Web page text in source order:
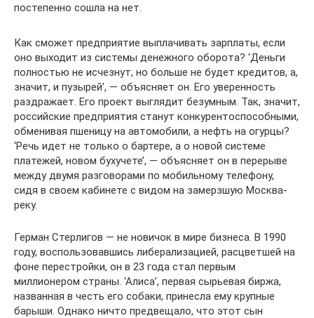
постепенно сошла на нет.
Как сможет предприятие выплачивать зарплаты, если
оно выходит из системы денежного оборота? ‘Деньги
полностью не исчезнут, но больше не будет кредитов, а,
значит, и пузырей’, — объясняет он. Его уверенность
раздражает. Его проект выглядит безумным. Так, значит,
российские предприятия станут конкурентоспособными,
обменивая пшеницу на автомобили, а нефть на огурцы?
‘Речь идет не только о бартере, а о новой системе
платежей, новом бухучете’, — объясняет он в перерыве
между двумя разговорами по мобильному телефону,
сидя в своем кабинете с видом на замерзшую Москва-
реку.
Герман Стерлигов — не новичок в мире бизнеса. В 1990
году, воспользовавшись либерализацией, расцветшей на
фоне перестройки, он в 23 года стал первым
миллионером страны. ‘Алиса’, первая сырьевая биржа,
названная в честь его собаки, принесла ему крупные
барыши. Однако ничто предвещало, что этот сын